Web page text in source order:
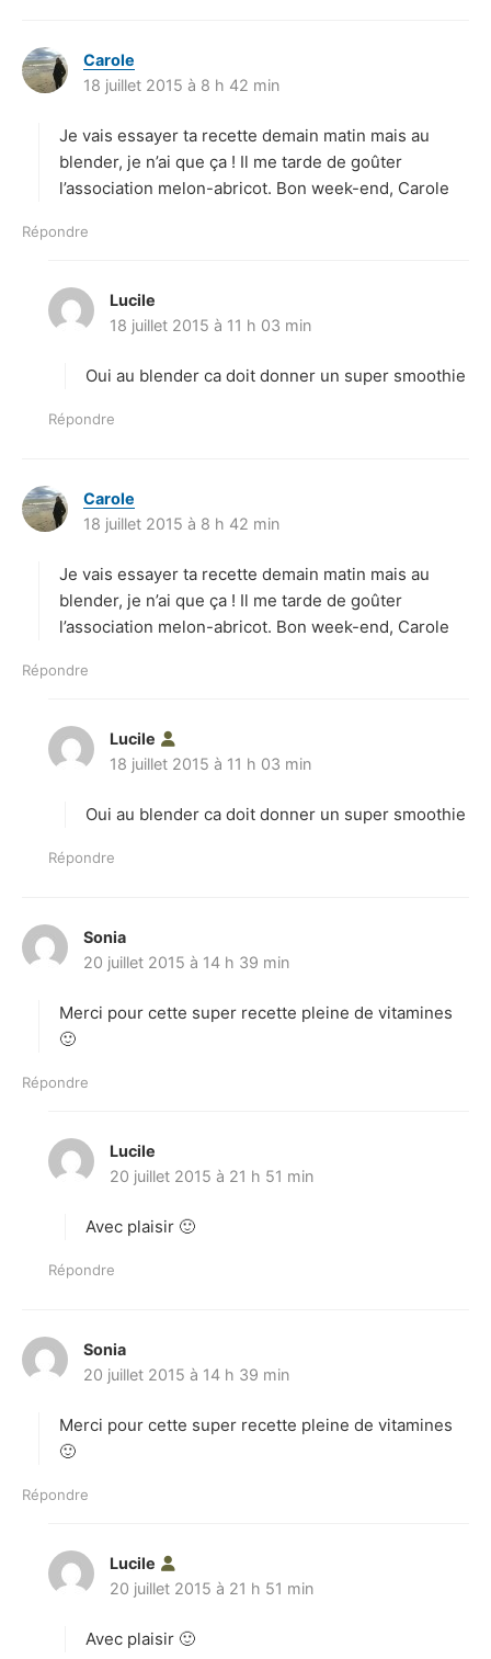
Carole
i
:
18 juillet 2015 à 8 h 42 min
Je vais essayer ta recette demain matin mais au
blender, je n’ai que ça ! Il me tarde de goûter
l’association melon-abricot. Bon week-end, Carole
Répondre
Lucile
i
18 juillet 2015 à 11 h 03 min
Oui au blender ca doit donner un super smoothie
Répondre
Carole
i
:
18 juillet 2015 à 8 h 42 min
Je vais essayer ta recette demain matin mais au
blender, je n’ai que ça ! Il me tarde de goûter
l’association melon-abricot. Bon week-end, Carole
Répondre
Lucile
i
18 juillet 2015 à 11 h 03 min
Oui au blender ca doit donner un super smoothie
Répondre
Sonia
i
20 juillet 2015 à 14 h 39 min
Merci pour cette super recette pleine de vitamines
🙂
Répondre
Lucile
i
20 juillet 2015 à 21 h 51 min
Avec plaisir 🙂
Répondre
Sonia
i
20 juillet 2015 à 14 h 39 min
Merci pour cette super recette pleine de vitamines
🙂
Répondre
Lucile
i
20 juillet 2015 à 21 h 51 min
Avec plaisir 🙂